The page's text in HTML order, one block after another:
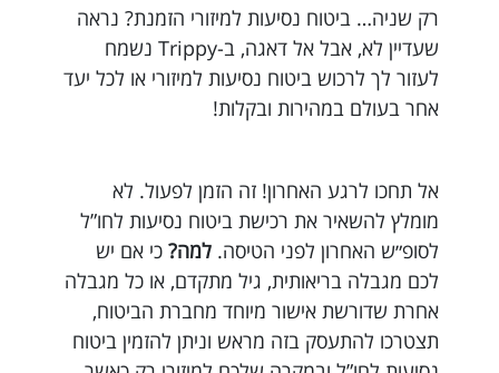
רק שניה… ביטוח נסיעות למיזורי הזמנת? נראה
שעדיין לא, אבל אל דאגה, ב-Trippy נשמח
לעזור לך לרכוש ביטוח נסיעות למיזורי או לכל יעד
אחר בעולם במהירות ובקלות!
אל תחכו לרגע האחרון! זה הזמן לפעול. לא
מומלץ להשאיר את רכישת ביטוח נסיעות לחו”ל
לסופ״ש האחרון לפני הטיסה. למה? כי אם יש
לכם מגבלה בריאותית, גיל מתקדם, או כל מגבלה
אחרת שדורשת אישור מיוחד מחברת הביטוח,
תצטרכו להתעסק בזה מראש וניתן להזמין ביטוח